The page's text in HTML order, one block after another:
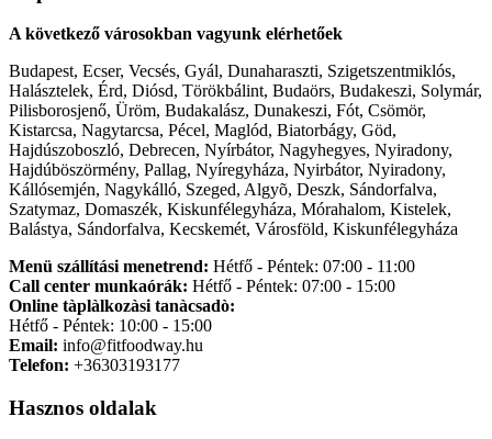
A következő városokban vagyunk elérhetőek
Budapest, Ecser, Vecsés, Gyál, Dunaharaszti, Szigetszentmiklós,
Halásztelek, Érd, Diósd, Törökbálint, Budaörs, Budakeszi, Solymár,
Pilisborosjenő, Üröm, Budakalász, Dunakeszi, Fót, Csömör,
Kistarcsa, Nagytarcsa, Pécel, Maglód, Biatorbágy, Göd,
Hajdúszoboszló, Debrecen, Nyírbátor, Nagyhegyes, Nyiradony,
Hajdúböszörmény, Pallag, Nyíregyháza, Nyirbátor, Nyiradony,
Kállósemjén, Nagykálló, Szeged, Algyõ, Deszk, Sándorfalva,
Szatymaz, Domaszék, Kiskunfélegyháza, Mórahalom, Kistelek,
Balástya, Sándorfalva, Kecskemét, Városföld, Kiskunfélegyháza
Menü szállítási menetrend: Hétfő - Péntek: 07:00 - 11:00
Call center munkaórák: Hétfő - Péntek: 07:00 - 15:00
Online tàplàlkozàsi tanàcsadò:
Hétfő - Péntek: 10:00 - 15:00
Email: info@fitfoodway.hu
Telefon: +36303193177
Hasznos oldalak